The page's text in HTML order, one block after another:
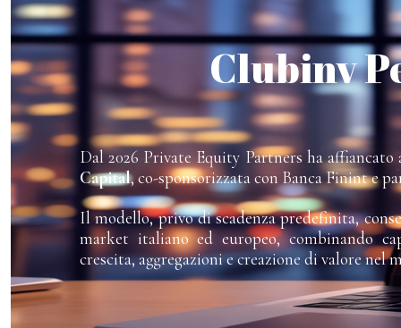
Clubinv
Dal 2026 Private Equity Partners ha
Capital, co-sponsorizzata con Banca Finint e
Il modello, privo di scadenza predefinita,
market italiano ed europeo, combinando
crescita, aggregazioni e creazione di valore nel